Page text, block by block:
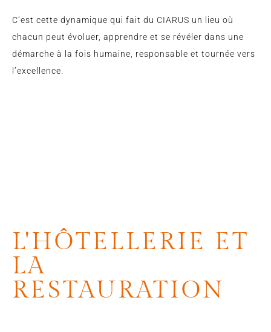
C’est cette dynamique qui fait du CIARUS un lieu où
chacun peut évoluer, apprendre et se révéler dans une
démarche à la fois humaine, responsable et tournée vers
l’excellence.
L'HÔTELLERIE ET
LA
RESTAURATION